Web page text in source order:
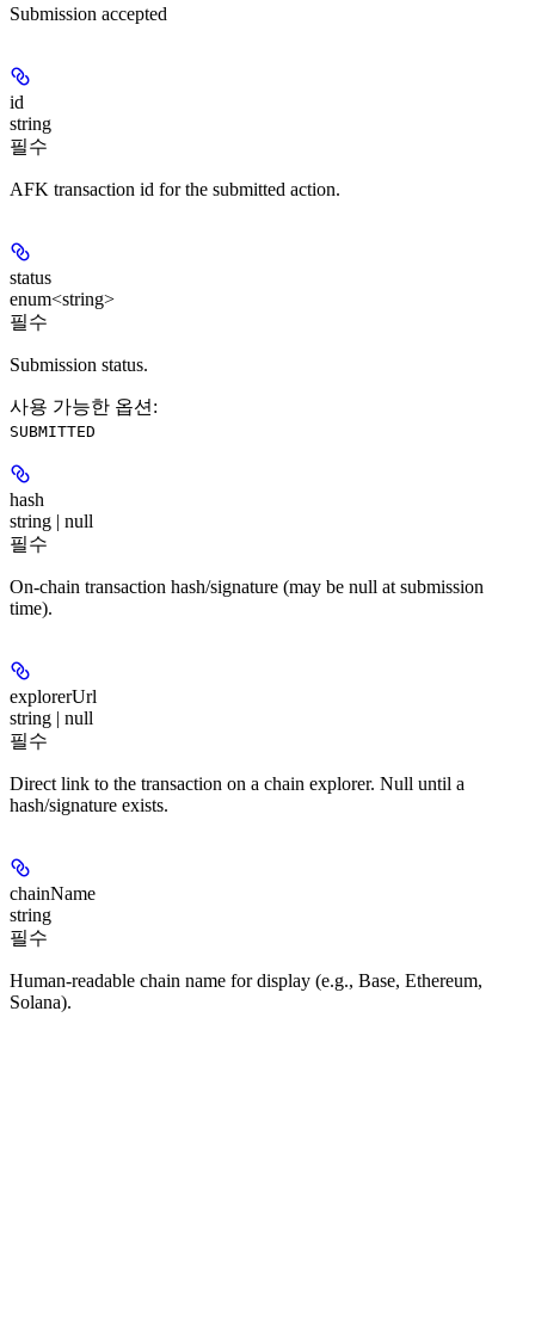
Submission accepted
id
string
필수
AFK transaction id for the submitted action.
status
enum<string>
필수
Submission status.
사용 가능한 옵션:
SUBMITTED
hash
string | null
필수
On-chain transaction hash/signature (may be null at submission
time).
explorerUrl
string | null
필수
Direct link to the transaction on a chain explorer. Null until a
hash/signature exists.
chainName
string
필수
Human-readable chain name for display (e.g., Base, Ethereum,
Solana).